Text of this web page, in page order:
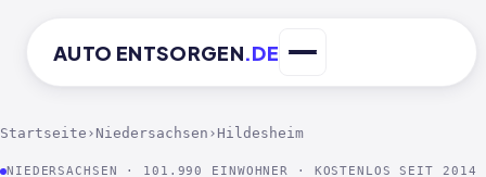
AUTO ENTSORGEN.DE
Startseite › Niedersachsen › Hildesheim
NIEDERSACHSEN · 101.990 EINWOHNER · KOSTENLOS SEIT 2014